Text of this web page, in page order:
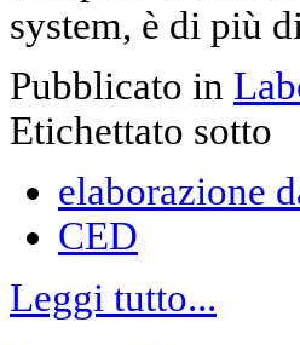
system, è di più
Pubblicato in
Etichettato sotto
elaborazione
CED
Leggi tutto...